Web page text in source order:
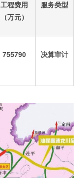
工程费用
（万元）
服务类型
755790 决算审计